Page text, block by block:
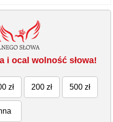
i ocal wolność słowa!
zł 200 zł 500 zł